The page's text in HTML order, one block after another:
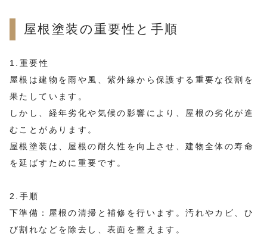
屋根塗装の重要性と手順
1.重要性
屋根は建物を雨や風、紫外線から保護する重要な役割を
果たしています。
しかし、経年劣化や気候の影響により、屋根の劣化が進
むことがあります。
屋根塗装は、屋根の耐久性を向上させ、建物全体の寿命
を延ばすために重要です。
2.手順
下準備：屋根の清掃と補修を行います。汚れやカビ、ひ
び割れなどを除去し、表面を整えます。